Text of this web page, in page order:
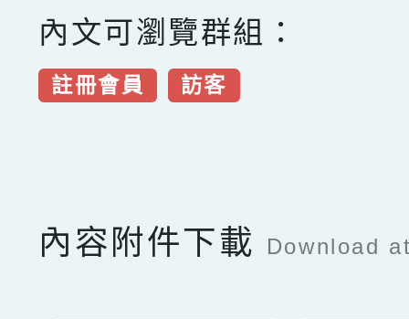
內文可瀏覽群組：
註冊會員 訪客
內容附件下載 Download